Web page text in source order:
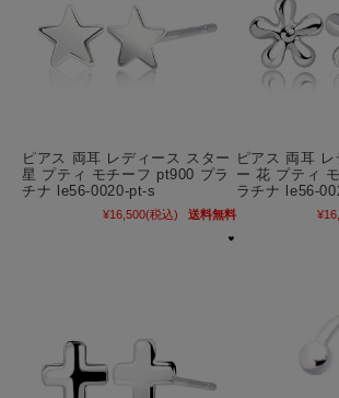
ピアス 両耳 レディース スター
星 プティ モチーフ pt900 プラ
チナ le56-0020-pt-s
¥16,500(税込) 送料無料
ピアス 両耳
ー 花 プティ
ラチナ le56-